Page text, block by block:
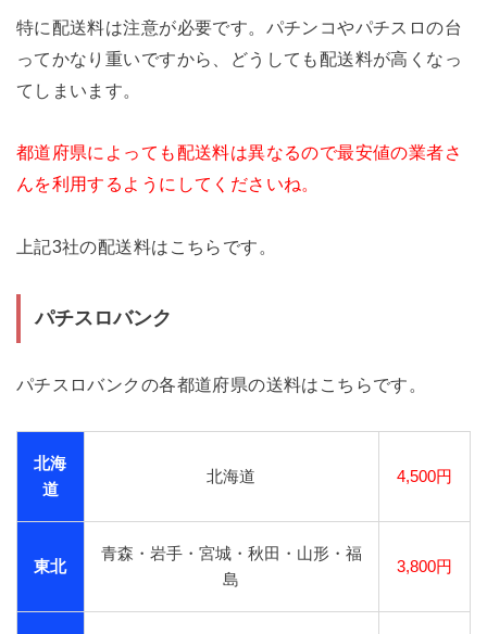
特に配送料は注意が必要です。パチンコやパチスロの台
ってかなり重いですから、どうしても配送料が高くなっ
てしまいます。
都道府県によっても配送料は異なるので最安値の業者さ
んを利用するようにしてくださいね。
上記3社の配送料はこちらです。
パチスロバンク
パチスロバンクの各都道府県の送料はこちらです。
北海
道
北海道 4,500円
東北
青森・岩手・宮城・秋田・山形・福
島
3,800円